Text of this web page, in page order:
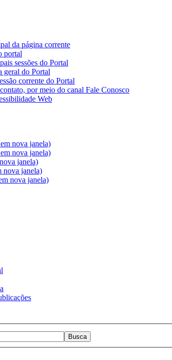
da página corrente
portal
sessões do Portal
geral do Portal
corrente do Portal
por meio do canal Fale Conosco
Web
nova janela)
nova janela)
janela)
nova janela)
nova janela)
Busca